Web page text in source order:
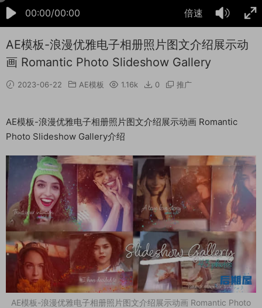
00:00/00:00 倍速
AE模板-浪漫优雅电子相册照片图文介绍展示动
画 Romantic Photo Slideshow Gallery
2023-06-22 AE模板 1.16k 0 推广
AE模板-浪漫优雅电子相册照片图文介绍展示动画 Romantic
Photo Slideshow Gallery介绍
AE模板-浪漫优雅电子相册照片图文介绍展示动画 Romantic Photo